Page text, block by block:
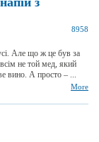
8958
Але що ж це був за
не той мед, який
вино. А просто – ...
More